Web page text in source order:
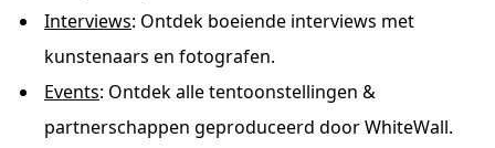
Interviews: Ontdek boeiende interviews met
kunstenaars en fotografen.
Events: Ontdek alle tentoonstellingen &
partnerschappen geproduceerd door WhiteWall.